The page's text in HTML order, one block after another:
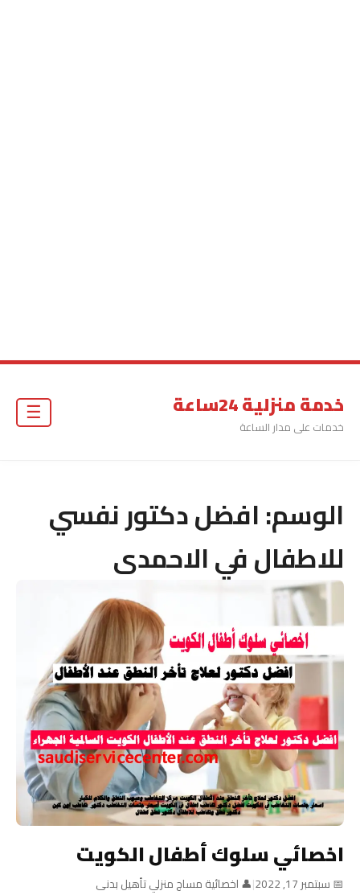
خدمة منزلية 24ساعة
خدمات على مدار الساعة
☰
الوسم:افضل دكتور نفسي
للاطفال في الاحمدى
اخصائي سلوك أطفال الكويت
📅 سبتمبر 17, 2022 |👤 اخصائية مساج منزلي تأهيل بدنى